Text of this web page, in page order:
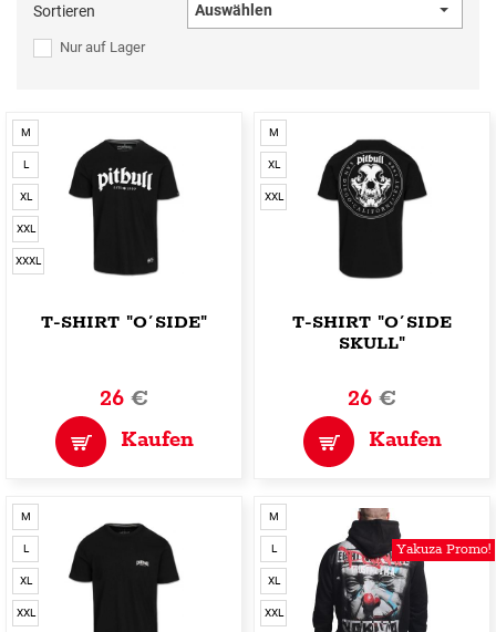
Sortieren Auswählen
Nur auf Lager
M
L
XL
XXL
XXXL
T-SHIRT "O´SIDE"
26€
Kaufen
M
XL
XXL
T-SHIRT "O´SIDE
SKULL"
26€
Kaufen
M
L
XL
XXL
Yakuza Promo!
M
L
XL
XXL